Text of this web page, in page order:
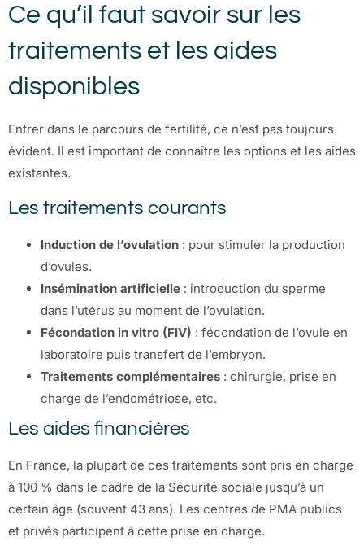
Ce qu’il faut savoir sur les
traitements et les aides
disponibles
Entrer dans le parcours de fertilité, ce n’est pas toujours
évident. Il est important de connaître les options et les aides
existantes.
Les traitements courants
Induction de l’ovulation : pour stimuler la production
d’ovules.
Insémination artificielle : introduction du sperme
dans l’utérus au moment de l’ovulation.
Fécondation in vitro (FIV) : fécondation de l’ovule en
laboratoire puis transfert de l’embryon.
Traitements complémentaires : chirurgie, prise en
charge de l’endométriose, etc.
Les aides financières
En France, la plupart de ces traitements sont pris en charge
à 100 % dans le cadre de la Sécurité sociale jusqu’à un
certain âge (souvent 43 ans). Les centres de PMA publics
et privés participent à cette prise en charge.